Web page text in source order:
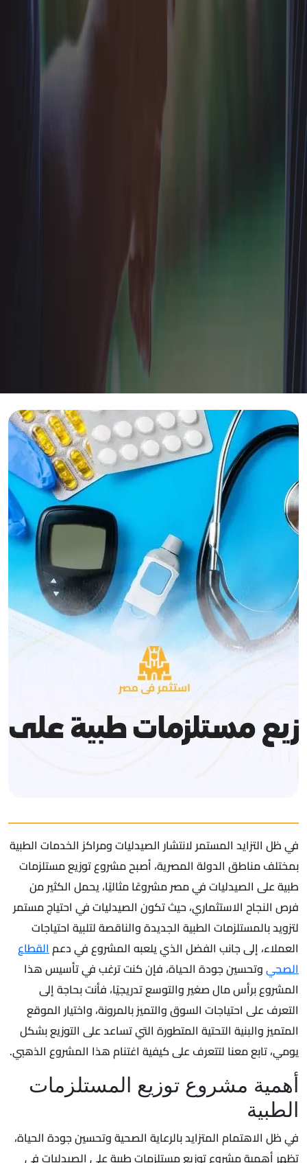
في ظل التزايد المستمر لانتشار الصيدليات ومراكز الخدمات الطبية
بمختلف مناطق الدولة المصرية، أصبح مشروع توزيع مستلزمات
طبية على الصيدليات في مصر مشروعًا مثاليًا، يحمل الكثير من
فرص النجاح الاستثماري، حيث تكون الصيدليات في احتياج مستمر
لتزويد بالمستلزمات الطبية الجديدة والناقصة لتلبية احتياجات
العملاء، إلى جانب الفضل الذي يلعبه المشروع في دعمالقطاع
الصحيوتحسين جودة الحياة، فإن كنت ترغب في تأسيس هذا
المشروع برأس مال صغير والتوسع تدريجيًا، فأنت بحاجة إلى
التعرف على احتياجات السوق والتميز بالمرونة، واختيار الموقع
المتميز والبنية التحتية المتطورة التي تساعد على التوزيع بشكل
يومي، تابع معنا لتتعرف على كيفية اغتنام هذا المشروع الذهبي.
أهمية مشروع توزيع المستلزمات
الطبية
في ظل الاهتمام المتزايد بالرعاية الصحية وتحسين جودة الحياة،
تظهر أهمية مشروع توزيع مستلزمات طبية على الصيدليات في